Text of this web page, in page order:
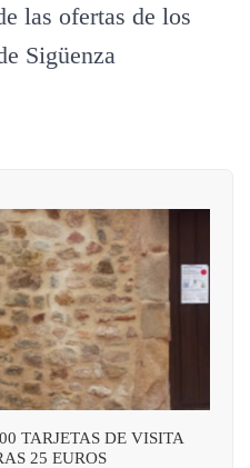
las ofertas de los
Sigüenza
TARJETAS DE VISITA
25 EUROS